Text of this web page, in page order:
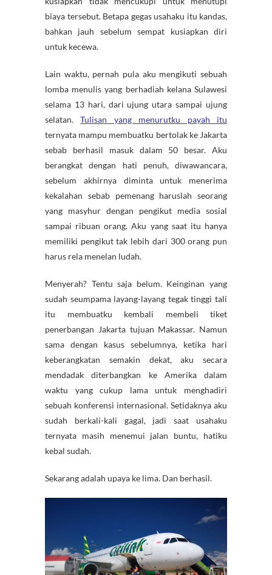
biaya tersebut. Betapa gegas usahaku itu kandas,
bahkan jauh sebelum sempat kusiapkan diri
untuk kecewa.
Lain waktu, pernah pula aku mengikuti sebuah
lomba menulis yang berhadiah kelana Sulawesi
selama 13 hari, dari ujung utara sampai ujung
selatan.Tulisan yang menurutku payah itu
ternyata mampu membuatku bertolak ke Jakarta
sebab berhasil masuk dalam 50 besar. Aku
berangkat dengan hati penuh, diwawancara,
sebelum akhirnya diminta untuk menerima
kekalahan sebab pemenang haruslah seorang
yang masyhur dengan pengikut media sosial
sampai ribuan orang. Aku yang saat itu hanya
memiliki pengikut tak lebih dari 300 orang pun
harus rela menelan ludah.
Menyerah? Tentu saja belum. Keinginan yang
sudah seumpama layang-layang tegak tinggi tali
itu membuatku kembali membeli tiket
penerbangan Jakarta tujuan Makassar. Namun
sama dengan kasus sebelumnya, ketika hari
keberangkatan semakin dekat, aku secara
mendadak diterbangkan ke Amerika dalam
waktu yang cukup lama untuk menghadiri
sebuah konferensi internasional. Setidaknya aku
sudah berkali-kali gagal, jadi saat usahaku
ternyata masih menemui jalan buntu, hatiku
kebal sudah.
Sekarang adalah upaya ke lima. Dan berhasil.